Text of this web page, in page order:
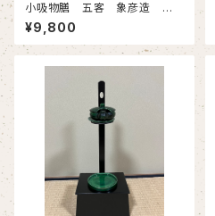
小吸物膳 五客 象彦造 共
箱 古物
¥9,800